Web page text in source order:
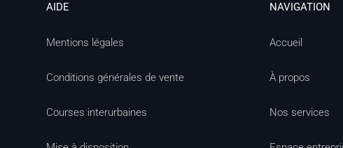
AIDE
Mentions légales
Conditions générales de vente
Courses interurbaines
NAVIGATION
Accueil
À propos
Nos services